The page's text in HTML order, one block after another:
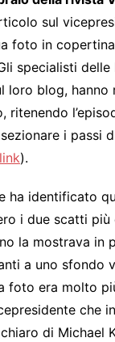
sul
foto in
specialisti delle
loro blog, hanno
ritenendo
i passi
link).
ha identificato
i due scatti
la mostrava in
a uno sfondo
foto era molto
che
di Michael